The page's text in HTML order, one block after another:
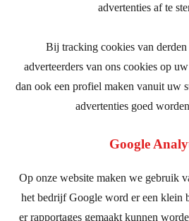
advertenties af te
Bij tracking cookies van derden
adverteerders van ons cookies op
dan ook een profiel maken vanuit uw
advertenties goed
Google
Op onze website maken we gebruik
het bedrijf Google word er een klein
er rapportages gemaakt kunnen